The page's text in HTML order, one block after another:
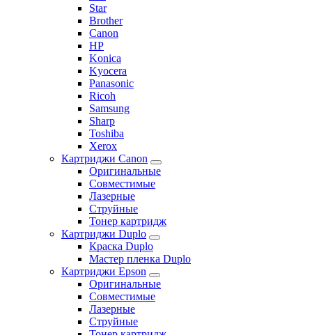
Star
Brother
Canon
HP
Konica
Kyocera
Panasonic
Ricoh
Samsung
Sharp
Toshiba
Xerox
Картриджи Canon
Оригинальные
Совместимые
Лазерные
Струйные
Тонер картридж
Картриджи Duplo
Краска Duplo
Мастер пленка Duplo
Картриджи Epson
Оригинальные
Совместимые
Лазерные
Струйные